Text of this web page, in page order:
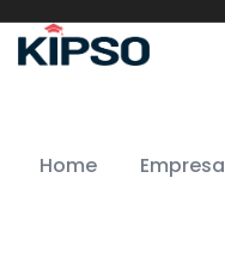
Home Empresa